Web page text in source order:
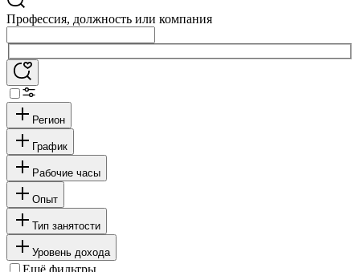
Профессия, должность или компания
Регион
График
Рабочие часы
Опыт
Тип занятости
Уровень дохода
Ещё фильтры